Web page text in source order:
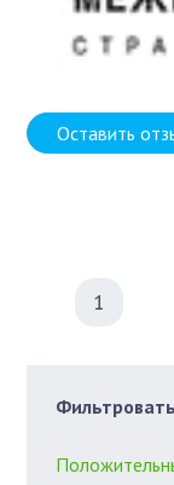
Оставить
1